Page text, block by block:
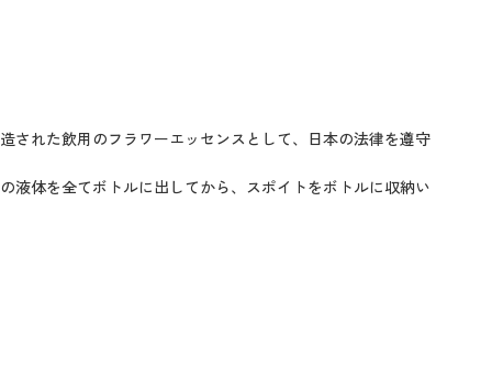
された飲用のフラワーエッセンスとして、日本の法律を遵守
液体を全てボトルに出してから、スポイトをボトルに収納い